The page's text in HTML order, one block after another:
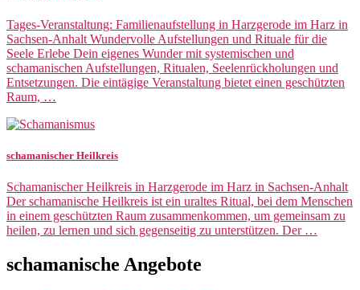
Tages-Veranstaltung: Familienaufstellung in Harzgerode im Harz in
Sachsen-Anhalt Wundervolle Aufstellungen und Rituale für die
Seele Erlebe Dein eigenes Wunder mit systemischen und
schamanischen Aufstellungen, Ritualen, Seelenrückholungen und
Entsetzungen. Die eintägige Veranstaltung bietet einen geschützten
Raum, …
schamanischer Heilkreis
Schamanischer Heilkreis in Harzgerode im Harz in Sachsen-Anhalt
Der schamanische Heilkreis ist ein uraltes Ritual, bei dem Menschen
in einem geschützten Raum zusammenkommen, um gemeinsam zu
heilen, zu lernen und sich gegenseitig zu unterstützen. Der …
schamanische Angebote